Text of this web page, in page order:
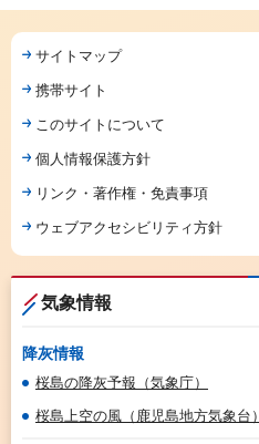
サイトマップ
携帯サイト
このサイトについて
個人情報保護方針
リンク・著作権・免責事項
ウェブアクセシビリティ方針
気象情報
降灰情報
桜島の降灰予報（気象庁）
桜島上空の風（鹿児島地方気象台）